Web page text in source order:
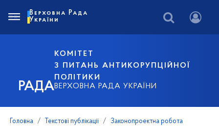
РАДА
КОМІТЕТ
З ПИТАНЬ АНТИКОРУПЦІЙНОЇ
ПОЛІТИКИ
ВЕРХОВНА РАДА УКРАЇНИ
Верховна Рада
України
Головна Текстові публікації
Законопроектна робота